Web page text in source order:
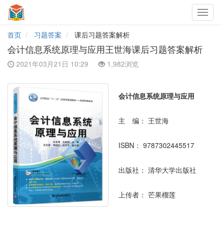
首页
习题答案 课后习题答案解析
会计信息系统原理与应用王世海课后习题答案解析
2021年03月21日 10:29 1,982浏览
会计信息系统原理与应用
主 编： 王世海
ISBN： 9787302445517
出版社： 清华大学出版社
上传者： 芒果榴莲